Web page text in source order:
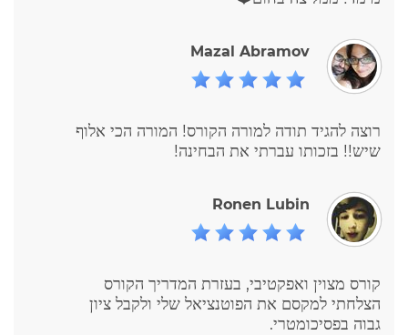
Mazal Abramov
רוצה להגיד תודה למורה הקורס! המורה הכי אלוף
שיש!! בזכותו עברתי את הבחינה!
Ronen Lubin
קורס מצוין ואפקטיבי, בעזרת המדריך הקורס
הצלחתי למקסם את הפוטנציאל שלי ולקבל ציון
גבוה בפסיכומטרי.